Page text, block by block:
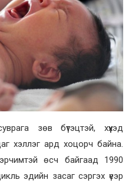
зөв бүтэцтэй, хүүхэд
хэллэг ард хоцорч байна.
өсч байгаад 1990
эдийн засаг сэргэх үеэр